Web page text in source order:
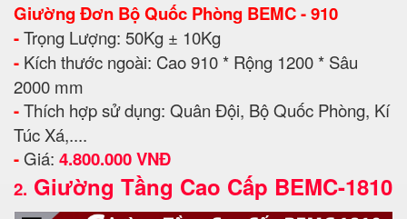
Giường Đơn Bộ Quốc Phòng BEMC - 910
-Trọng Lượng: 50Kg ± 10Kg
- Kích thước ngoài: Cao 910 * Rộng 1200 * Sâu
2000 mm
-Thích hợp sử dụng: Quân Đội, Bộ Quốc Phòng, Kí
Túc Xá,....
- Giá: 4.800.000 VNĐ
2. Giường Tầng Cao Cấp BEMC-1810